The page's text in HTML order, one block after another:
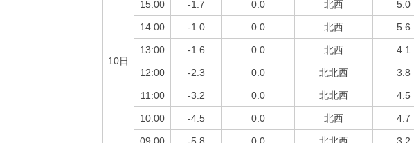
10日
15:00 -1.7 0.0 北西 5.0
14:00 -1.0 0.0 北西 5.6
13:00 -1.6 0.0 北西 4.1
12:00 -2.3 0.0 北北西 3.8
11:00 -3.2 0.0 北北西 4.5
10:00 -4.5 0.0 北西 4.7